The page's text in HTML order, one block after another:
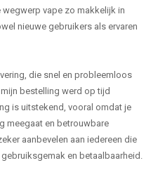
vape zo makkelijk in
nieuwe gebruikers als ervaren
die snel en probleemloos
bestelling werd op tijd
is uitstekend, vooral omdat je
meegaat en betrouwbare
aanbevelen aan iedereen die
en betaalbaarheid.